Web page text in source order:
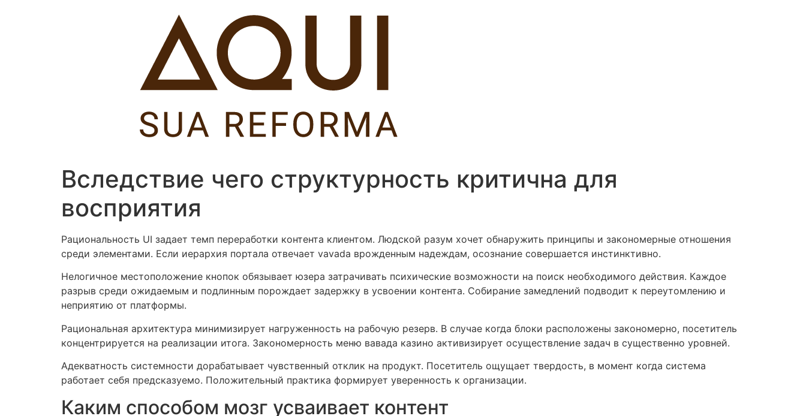
Вследствие чего структурность критична для
восприятия
Рациональность UI задает темп переработки контента клиентом. Людской разум хочет обнаружить принципы и закономерные отношения
среди элементами. Если иерархия портала отвечает vavada врожденным надеждам, осознание совершается инстинктивно.
Нелогичное местоположение кнопок обязывает юзера затрачивать психические возможности на поиск необходимого действия. Каждое
разрыв среди ожидаемым и подлинным порождает задержку в усвоении контента. Собирание замедлений подводит к переутомлению и
неприятию от платформы.
Рациональная архитектура минимизирует нагруженность на рабочую резерв. В случае когда блоки расположены закономерно, посетитель
концентрируется на реализации итога. Закономерность меню вавада казино активизирует осуществление задач в существенно уровней.
Адекватность системности дорабатывает чувственный отклик на продукт. Посетитель ощущает твердость, в момент когда система
работает себя предсказуемо. Положительный практика формирует уверенность к организации.
Каким способом мозг усваивает контент